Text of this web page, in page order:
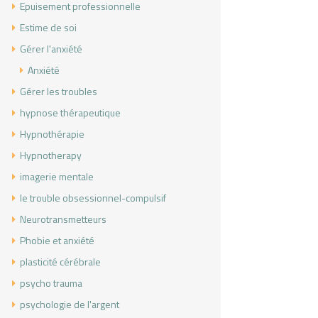
Epuisement professionnelle
Estime de soi
Gérer l'anxiété
Anxiété
Gérer les troubles
hypnose thérapeutique
Hypnothérapie
Hypnotherapy
imagerie mentale
le trouble obsessionnel-compulsif
Neurotransmetteurs
Phobie et anxiété
plasticité cérébrale
psycho trauma
psychologie de l'argent